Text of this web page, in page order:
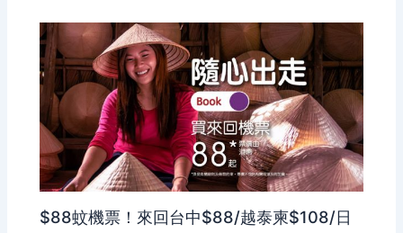
$88蚊機票！來回台中$88/越泰柬$108/日